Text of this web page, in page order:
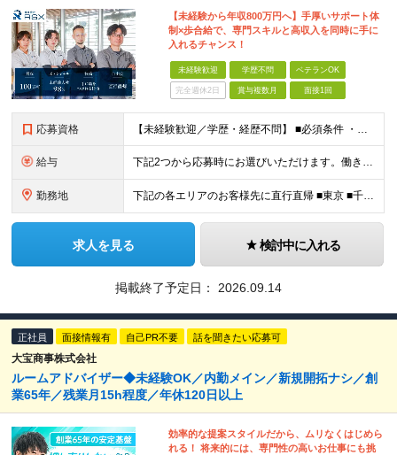
【未経験から年収800万円へ】手厚いサポート体
制×歩合給で、専門スキルと高収入を同時に手に
入れるチャンス！
未経験歓迎 学歴不問 ベテランOK
完全週休2日 賞与複数月 面接1回
応募資格 【未経験歓迎／学歴・経歴不問】 ■必須条件 ・普通自動車免許（AT限定可）のみ 特別なスキルや経験は一切不要。 実際に、社員の9割以上が未経験スタートです。 「工具を触ったことがない」 「現場仕
給与 下記2つから応募時にお選びいただけます。働き⽅は⼊社後にも変更可能。 《歩合特化型》 ・⽉給30万円以上＋インセンティブ（還元率10％〜18.5％） ・想定年収400万円〜800万円・休⽇数⽉8⽇
勤務地 下記の各エリアのお客様先に直⾏直帰 ■東京 ■千葉 ■埼玉 ■栃木 ■大阪 ■名古屋 ■長野 ■富山 ■岡山 ※転居を伴う転勤はありません。 ※社⽤⾞通勤可（駐⾞場あり） ＼出社義務はありません／
求人を見る 検討中に入れる
掲載終了予定日： 2026.09.14
正社員 面接情報有 自己PR不要 話を聞きたい応募可
大宝商事株式会社
ルームアドバイザー◆未経験OK／内勤メイン／新規開拓ナシ／創
業65年／残業月15h程度／年休120日以上
効率的な提案スタイルだから、ムリなくはじめら
れる！ 将来的には、専門性の高いお仕事にも挑